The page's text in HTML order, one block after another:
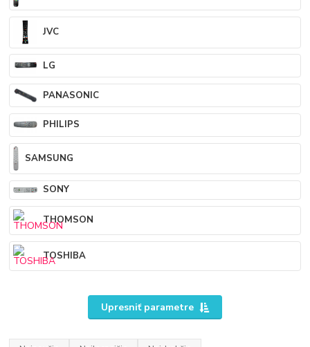
JVC
LG
PANASONIC
PHILIPS
SAMSUNG
SONY
THOMSON
TOSHIBA
Upresniť parametre